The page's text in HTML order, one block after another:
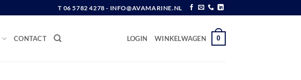
T 06 5782 4278 - INFO@AVAMARINE.NL
CONTACT LOGIN WINKELWAGEN 0